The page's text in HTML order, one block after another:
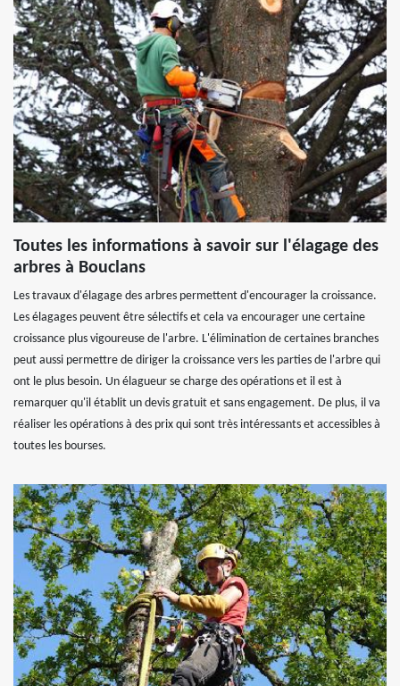
Toutes les informations à savoir sur l'élagage des
arbres à Bouclans
Les travaux d'élagage des arbres permettent d'encourager la croissance.
Les élagages peuvent être sélectifs et cela va encourager une certaine
croissance plus vigoureuse de l'arbre. L'élimination de certaines branches
peut aussi permettre de diriger la croissance vers les parties de l'arbre qui
ont le plus besoin. Un élagueur se charge des opérations et il est à
remarquer qu'il établit un devis gratuit et sans engagement. De plus, il va
réaliser les opérations à des prix qui sont très intéressants et accessibles à
toutes les bourses.